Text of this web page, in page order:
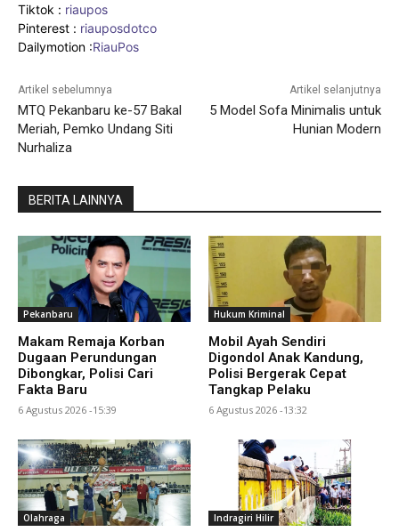
Tiktok : riaupos
Pinterest : riauposdotco
Dailymotion :RiauPos
Artikel sebelumnya
MTQ Pekanbaru ke-57 Bakal
Meriah, Pemko Undang Siti
Nurhaliza
Artikel selanjutnya
5 Model Sofa Minimalis untuk
Hunian Modern
BERITA LAINNYA
Pekanbaru
Makam Remaja Korban
Dugaan Perundungan
Dibongkar, Polisi Cari
Fakta Baru
6 Agustus 2026 -15:39
Hukum Kriminal
Mobil Ayah Sendiri
Digondol Anak Kandung,
Polisi Bergerak Cepat
Tangkap Pelaku
6 Agustus 2026 -13:32
Olahraga Indragiri Hilir